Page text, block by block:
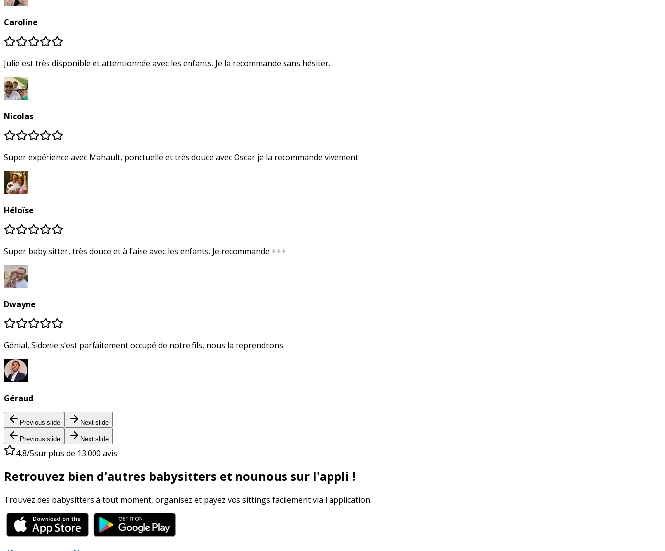
Caroline
Julie est très disponible et attentionnée avec les enfants. Je la recommande sans hésiter.
Nicolas
Super expérience avec Mahault, ponctuelle et très douce avec Oscar je la recommande vivement
Héloïse
Super baby sitter, très douce et à l’aise avec les enfants. Je recommande +++
Dwayne
Génial, Sidonie s’est parfaitement occupé de notre fils, nous la reprendrons
Géraud
Previous slide Next slide
Previous slide Next slide
4,8/5sur plus de 13.000 avis
Retrouvez bien d'autres babysitters et nounous sur l'appli !
Trouvez des babysitters à tout moment, organisez et payez vos sittings facilement via l'application